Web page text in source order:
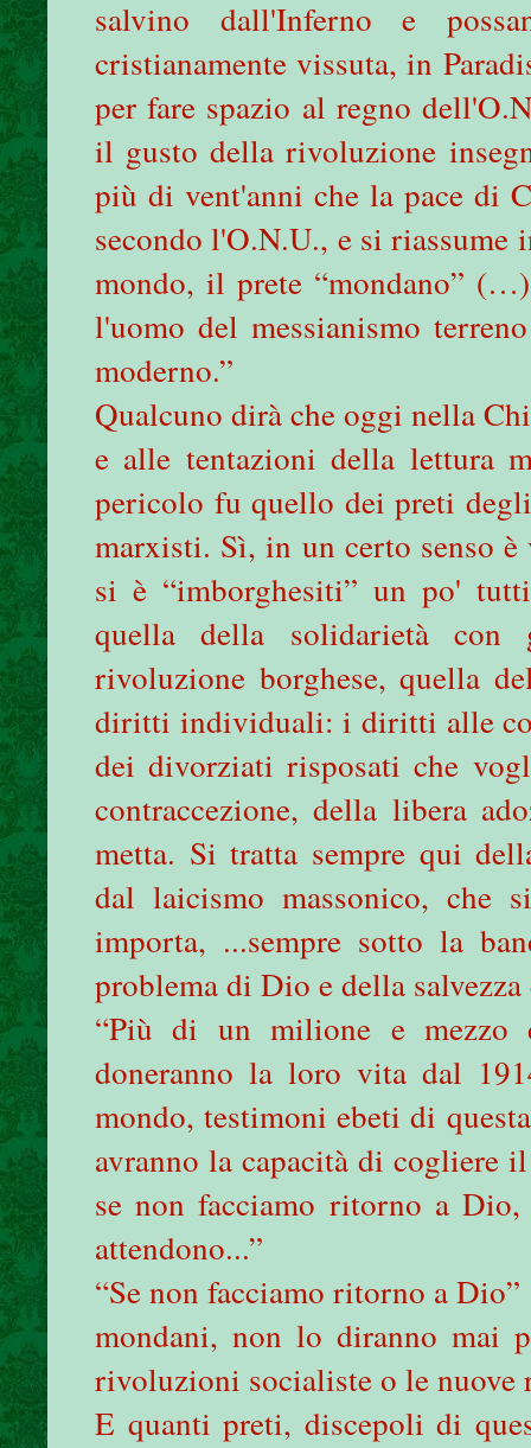
salvino dall'Inferno e
cristianamente vissuta, in
per fare spazio al regno
il gusto della rivoluzione
più di vent'anni che la pace di
secondo l'O.N.U., e si riassume
mondo, il prete “mondano”
l'uomo del messianismo
moderno.”
Qualcuno dirà che oggi nella
e alle tentazioni della lettura
pericolo fu quello dei preti
marxisti. Sì, in un certo senso
si è “imborghesiti” un po'
quella della solidarietà
rivoluzione borghese, quella
diritti individuali: i diritti alle
dei divorziati risposati che
contraccezione, della libera
metta. Si tratta sempre qui
dal laicismo massonico, che
importa, ...sempre sotto la
problema di Dio e della
“Più di un milione e mezzo
doneranno la loro vita dal
mondo, testimoni ebeti di
avranno la capacità di cogliere
se non facciamo ritorno a
attendono...”
“Se non facciamo ritorno a
mondani, non lo diranno mai
rivoluzioni socialiste o le
E quanti preti, discepoli di